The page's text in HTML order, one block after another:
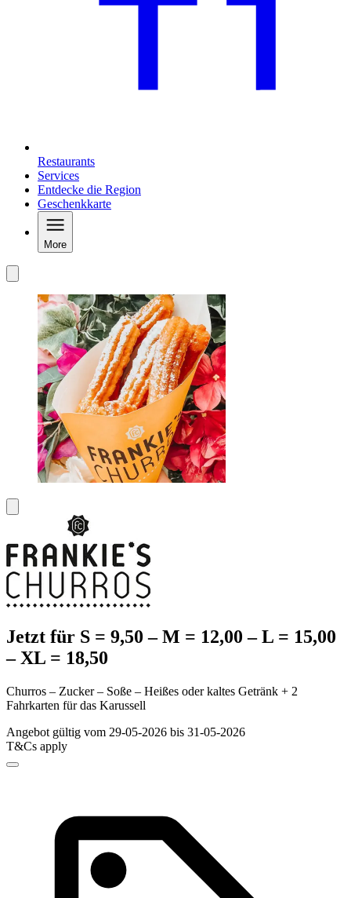
Restaurants
Services
Entdecke die Region
Geschenkkarte
More
Jetzt für S = 9,50 – M = 12,00 – L = 15,00
– XL = 18,50
Churros – Zucker – Soße – Heißes oder kaltes Getränk + 2
Fahrkarten für das Karussell
Angebot gültig vom 29-05-2026 bis 31-05-2026
T&Cs apply